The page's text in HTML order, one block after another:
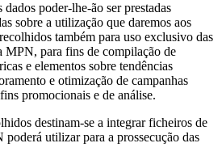
poder-lhe-ão ser prestadas
sobre a utilização que daremos aos
também para uso exclusivo das
MPN, para fins de compilação de
e elementos sobre tendências
e otimização de campanhas
promocionais e de análise.
destinam-se a integrar ficheiros de
poderá utilizar para a prossecução das